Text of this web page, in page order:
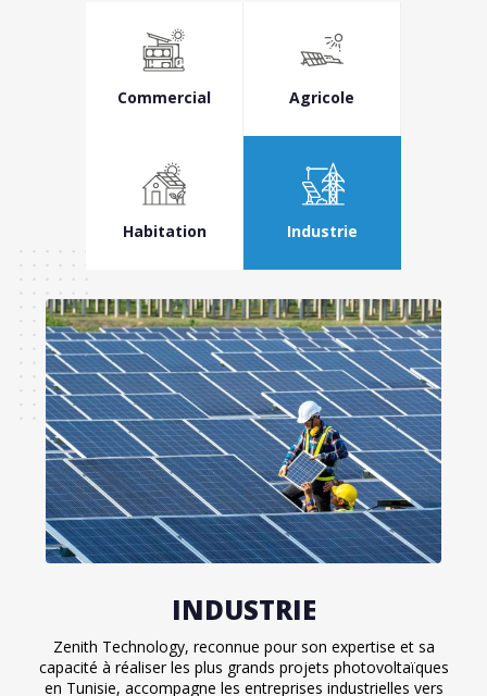
Commercial Agricole
Habitation Industrie
INDUSTRIE
Zenith Technology, reconnue pour son expertise et sa
capacité à réaliser les plus grands projets photovoltaïques
en Tunisie, accompagne les entreprises industrielles vers